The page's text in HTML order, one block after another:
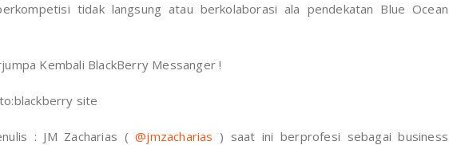
tidak langsung atau berkolaborasi ala pendekatan Blue Ocean
Kembali BlackBerry Messanger !
site
: JM Zacharias (@jmzacharias ) saat ini berprofesi sebagai business